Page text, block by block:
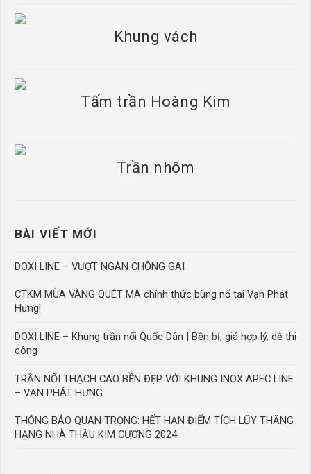
Khung vách
Tấm trần Hoàng Kim
Trần nhôm
BÀI VIẾT MỚI
DOXI LINE – VƯỢT NGÀN CHÔNG GAI
CTKM MÙA VÀNG QUÉT MÃ chính thức bùng nổ tại Vạn Phát
Hưng!
DOXI LINE – Khung trần nổi Quốc Dân | Bền bỉ, giá hợp lý, dễ thi
công
TRẦN NỔI THẠCH CAO BỀN ĐẸP VỚI KHUNG INOX APEC LINE
– VẠN PHÁT HƯNG
THÔNG BÁO QUAN TRỌNG: HẾT HẠN ĐIỂM TÍCH LŨY THĂNG
HẠNG NHÀ THẦU KIM CƯƠNG 2024